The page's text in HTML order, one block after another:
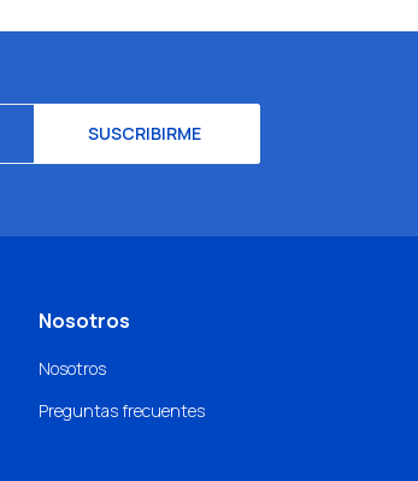
SUSCRIBIRME
Nosotros
Nosotros
Preguntas frecuentes